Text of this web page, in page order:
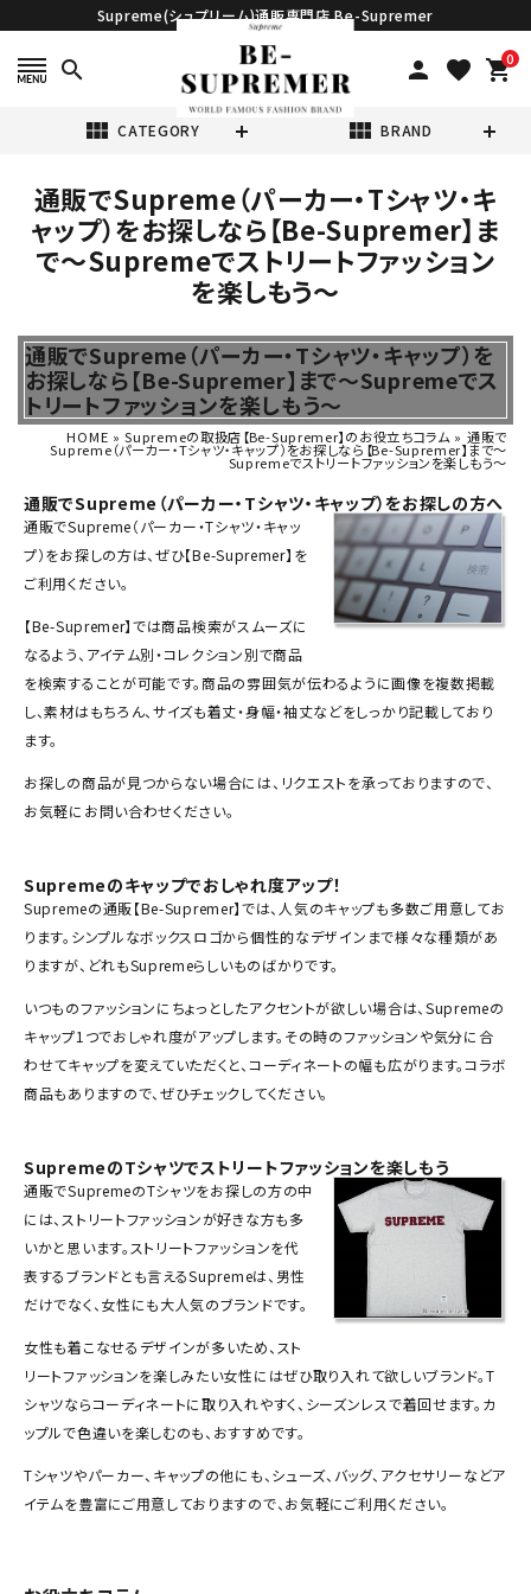
Supreme(シュプリーム)通販専門店 Be-Supremer
search person favorite 0
shopping_cart
view_module CATEGORY view_module BRAND
search
表示する商品はありません。
NEW ITEMS
CATEGORY
Tシャツ・ロングスリーブ
ジャケット・アウター
キャップ・ハット
ニット帽・ビーニー
バックパック・リュック
スニーカー・ブーツ
パンツ・ショーツ
アクセサリー
COLLABORATION BRAND
SEASON
ACCOUNT MENU
ようこそ ゲスト 様
meeting_room ログイン person 会員登録
Follow us
通販でSupreme（パーカー・Tシャツ・キ
ャップ）をお探しなら【Be-Supremer】ま
で～Supremeでストリートファッション
を楽しもう～
通販でSupreme（パーカー・Tシャツ・キャップ）を
お探しなら【Be-Supremer】まで～Supremeでス
トリートファッションを楽しもう～
HOME »Supremeの取扱店【Be-Supremer】のお役立ちコラム » 通販で
Supreme（パーカー・Tシャツ・キャップ）をお探しなら【Be-Supremer】まで～
Supremeでストリートファッションを楽しもう～
通販でSupreme（パーカー・Tシャツ・キャップ）をお探しの方へ
通販でSupreme（パーカー・Tシャツ・キャッ
プ）をお探しの方は、ぜひ【Be-Supremer】を
ご利用ください。
【Be-Supremer】では商品検索がスムーズに
なるよう、アイテム別・コレクション別で商品
を検索することが可能です。商品の雰囲気が伝わるように画像を複数掲載
し、素材はもちろん、サイズも着丈・身幅・袖丈などをしっかり記載しており
ます。
お探しの商品が見つからない場合には、リクエストを承っておりますので、
お気軽にお問い合わせください。
Supremeのキャップでおしゃれ度アップ！
Supremeの通販【Be-Supremer】では、人気のキャップも多数ご用意してお
ります。シンプルなボックスロゴから個性的なデザインまで様々な種類があ
りますが、どれもSupremeらしいものばかりです。
いつものファッションにちょっとしたアクセントが欲しい場合は、Supremeの
キャップ1つでおしゃれ度がアップします。その時のファッションや気分に合
わせてキャップを変えていただくと、コーディネートの幅も広がります。コラボ
商品もありますので、ぜひチェックしてください。
SupremeのTシャツでストリートファッションを楽しもう
通販でSupremeのTシャツをお探しの方の中
には、ストリートファッションが好きな方も多
いかと思います。ストリートファッションを代
表するブランドとも言えるSupremeは、男性
だけでなく、女性にも大人気のブランドです。
女性も着こなせるデザインが多いため、スト
リートファッションを楽しみたい女性にはぜひ取り入れて欲しいブランド。T
シャツならコーディネートに取り入れやすく、シーズンレスで着回せます。カ
ップルで色違いを楽しむのも、おすすめです。
Tシャツやパーカー、キャップの他にも、シューズ、バッグ、アクセサリーなどア
イテムを豊富にご用意しておりますので、お気軽にご利用ください。